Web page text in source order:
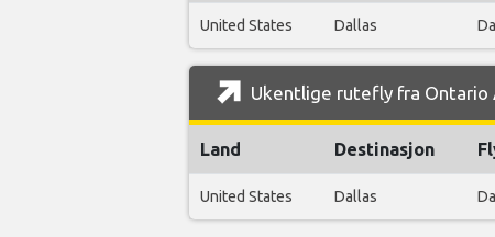
United States Dallas
Ukentlige rutefly fra
Land Destinasjon
United States Dallas